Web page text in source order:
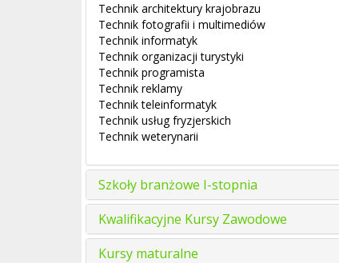
Technik architektury krajobrazu
Technik fotografii i multimediów
Technik informatyk
Technik organizacji turystyki
Technik programista
Technik reklamy
Technik teleinformatyk
Technik usług fryzjerskich
Technik weterynarii
Szkoły branżowe I-stopnia
Kwalifikacyjne Kursy Zawodowe
Kursy maturalne